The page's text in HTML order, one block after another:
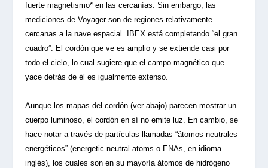
fuerte magnetismo* en las cercanías. Sin embargo, las
mediciones de Voyager son de regiones relativamente
cercanas a la nave espacial. IBEX está completando “el gran
cuadro”. El cordón que ve es amplio y se extiende casi por
todo el cielo, lo cual sugiere que el campo magnético que
yace detrás de él es igualmente extenso.
Aunque los mapas del cordón (ver abajo) parecen mostrar un
cuerpo luminoso, el cordón en sí no emite luz. En cambio, se
hace notar a través de partículas llamadas “átomos neutrales
energéticos” (energetic neutral atoms o ENAs, en idioma
inglés), los cuales son en su mayoría átomos de hidrógeno